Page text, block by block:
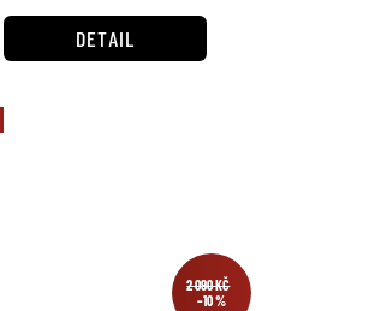
DETAIL
2 090 KČ
–10 %